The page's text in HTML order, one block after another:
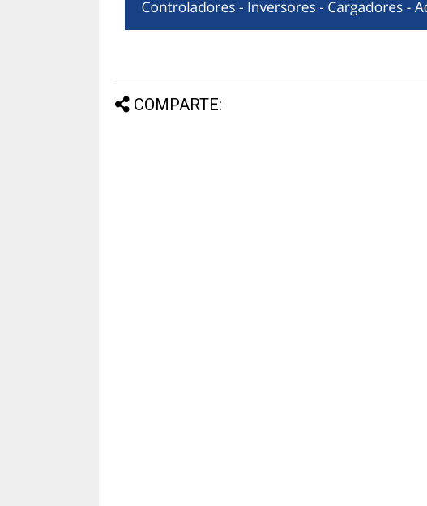
COMPARTE: